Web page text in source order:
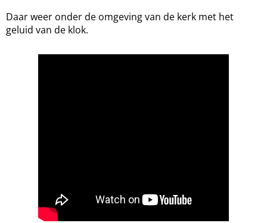
Daar weer onder de omgeving van de kerk met het
geluid van de klok.